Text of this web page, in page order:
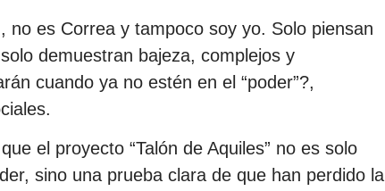
no es Correa y tampoco soy yo. Solo piensan
demuestran bajeza, complejos y
cuando ya no estén en el “poder”?,
el proyecto “Talón de Aquiles” no es solo
sino una prueba clara de que han perdido la